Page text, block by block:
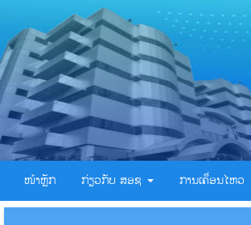
ໜ້າຫຼັກ ກ່ຽວກັບ ສອຊ ການເຄຶ່ອນໄຫວ